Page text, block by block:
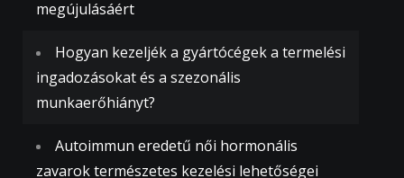
megújulásáért
Hogyan kezeljék a gyártócégek a termelési
ingadozásokat és a szezonális
munkaerőhiányt?
Autoimmun eredetű női hormonális
zavarok természetes kezelési lehetőségei